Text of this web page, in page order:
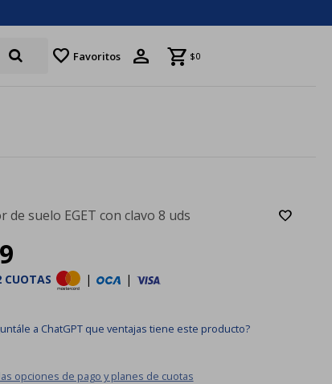
favorite Favoritos $0
de suelo EGET con clavo 8 uds
CUOTAS | |
a ChatGPT que ventajas tiene este producto?
opciones de pago y planes de cuotas